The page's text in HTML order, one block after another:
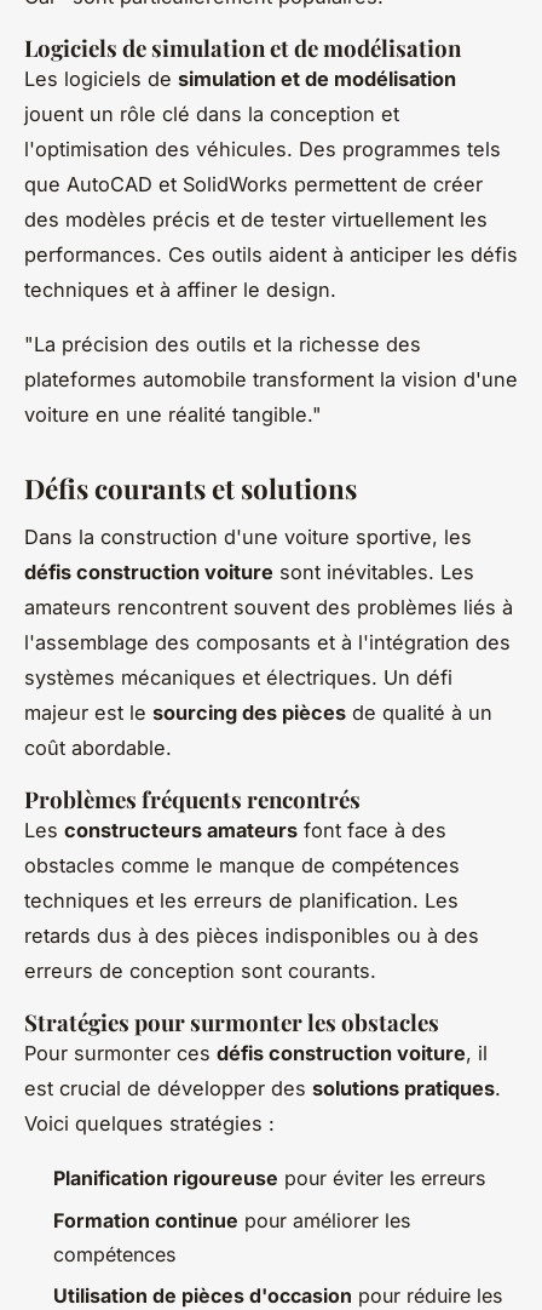
Logiciels de simulation et de modélisation
Les logiciels de simulation et de modélisation
jouent un rôle clé dans la conception et
l'optimisation des véhicules. Des programmes tels
que AutoCAD et SolidWorks permettent de créer
des modèles précis et de tester virtuellement les
performances. Ces outils aident à anticiper les défis
techniques et à affiner le design.
"La précision des outils et la richesse des
plateformes automobile transforment la vision d'une
voiture en une réalité tangible."
Défis courants et solutions
Dans la construction d'une voiture sportive, les
défis construction voiture sont inévitables. Les
amateurs rencontrent souvent des problèmes liés à
l'assemblage des composants et à l'intégration des
systèmes mécaniques et électriques. Un défi
majeur est le sourcing des pièces de qualité à un
coût abordable.
Problèmes fréquents rencontrés
Les constructeurs amateurs font face à des
obstacles comme le manque de compétences
techniques et les erreurs de planification. Les
retards dus à des pièces indisponibles ou à des
erreurs de conception sont courants.
Stratégies pour surmonter les obstacles
Pour surmonter ces défis construction voiture, il
est crucial de développer des solutions pratiques.
Voici quelques stratégies :
Planification rigoureuse pour éviter les erreurs
Formation continue pour améliorer les
compétences
Utilisation de pièces d'occasion pour réduire les